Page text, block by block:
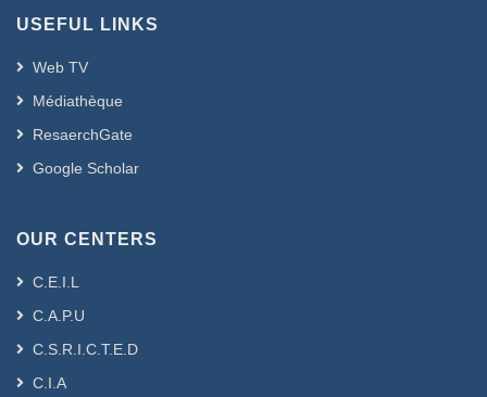
USEFUL LINKS
Web TV
Médiathèque
ResaerchGate
Google Scholar
OUR CENTERS
C.E.I.L
C.A.P.U
C.S.R.I.C.T.E.D
C.I.A